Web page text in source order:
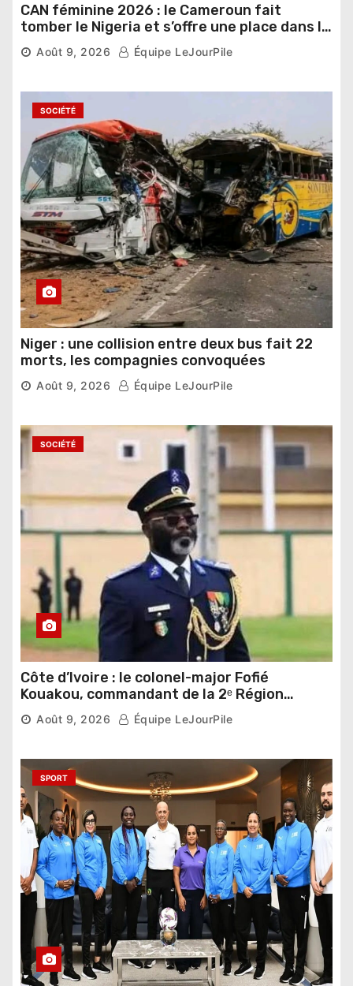
CAN féminine 2026 : le Cameroun fait
tomber le Nigeria et s’offre une place dans le
dernier carré
Août 9, 2026 Équipe LeJourPile
SOCIÉTÉ
Niger : une collision entre deux bus fait 22
morts, les compagnies convoquées
Août 9, 2026 Équipe LeJourPile
SOCIÉTÉ
Côte d’Ivoire : le colonel-major Fofié
Kouakou, commandant de la 2ᵉ Région
militaire, n’est plus
Août 9, 2026 Équipe LeJourPile
SPORT